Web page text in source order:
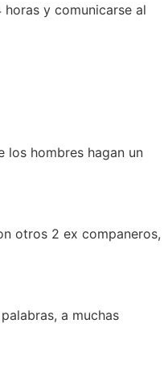
y comunicarse al
los hombres hagan un
otros 2 ex companeros,
a muchas